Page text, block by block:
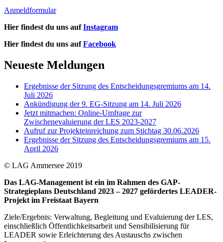
Anmeldformular
Hier findest du uns aufInstagram
Hier findest du uns aufFacebook
Neueste Meldungen
Ergebnisse der Sitzung des Entscheidungsgremiums am 14.
Juli 2026
Ankündigung der 9. EG-Sitzung am 14. Juli 2026
Jetzt mitmachen: Online-Umfrage zur
Zwischenevaluierung der LES 2023-2027
Aufruf zur Projekteinreichung zum Stichtag 30.06.2026
Ergebnisse der Sitzung des Entscheidungsgremiums am 15.
April 2026
© LAG Ammersee 2019
Das LAG-Management ist ein im Rahmen des GAP-
Strategieplans Deutschland 2023 – 2027 gefördertes LEADER-
Projekt im Freistaat Bayern
Ziele/Ergebnis: Verwaltung, Begleitung und Evaluierung der LES,
einschließlich Öffentlichkeitsarbeit und Sensibilisierung für
LEADER sowie Erleichterung des Austauschs zwischen